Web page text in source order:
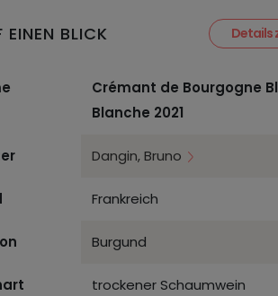
EINEN BLICK Details
Crémant de Bourgogne
Blanche 2021
Dangin, Bruno
Frankreich
Burgund
trockener Schaumwein